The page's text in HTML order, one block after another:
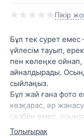
Пікір
Бұл тек сурет емес
үйлесім тауып,
пен көлеңке ойнап,
айналдырады.
сыйлаңыз.
Бұл жай ғана фото
көзқарас, әр
сөзбен емес,
Толығырақ